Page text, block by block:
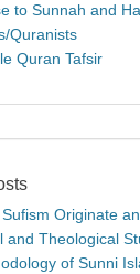
to Sunnah and
Quranists
Quran Tafsir
Originate
and Theological
of Sunni